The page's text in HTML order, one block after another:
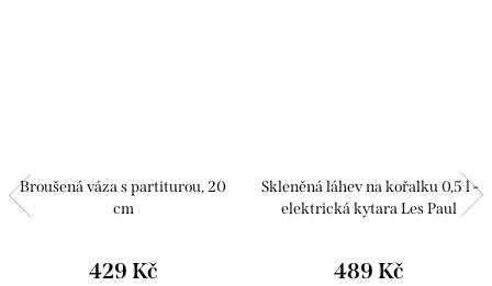
Broušená váza s partiturou, 20
cm
429 Kč
Skleněná láhev na kořalku 0,5 l -
elektrická kytara Les Paul
489 Kč